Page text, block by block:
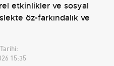
etkinlikler ve sosyal
öz-farkındalık ve
Tarihi:
15:35